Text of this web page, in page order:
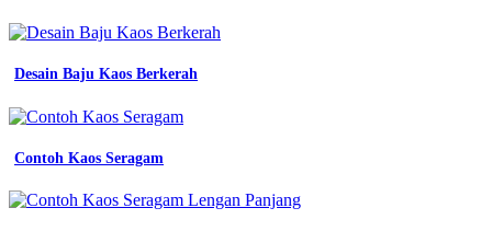
Desain Baju Kaos Berkerah
Contoh Kaos Seragam